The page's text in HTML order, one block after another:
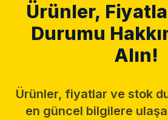
Ürünler,
Durumu
Alın!
Ürünler, fiyatlar ve stok
en güncel bilgilere